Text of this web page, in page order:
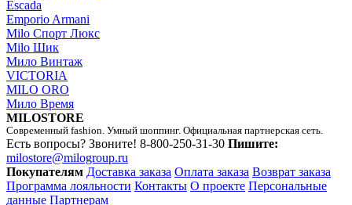
Escada
Emporio Armani
Milo Спорт Люкс
Milo Шик
Мило Винтаж
VICTORIA
MILO ORO
Мило Время
MILOSTORE
Современный fashion. Умный шоппинг. Официальная партнерская сеть.
Есть вопросы? Звоните! 8-800-250-31-30 Пишите:
milostore@milogroup.ru
Покупателям Доставка заказа Оплата заказа Возврат заказа
Программа лояльности Контакты О проекте Персональные
данные Партнерам